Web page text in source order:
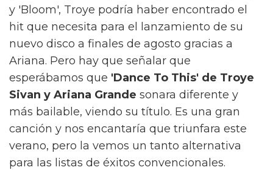
y 'Bloom', Troye podría haber encontrado el
hit que necesita para el lanzamiento de su
nuevo disco a finales de agosto gracias a
Ariana. Pero hay que señalar que
esperábamos que 'Dance To This' de Troye
Sivan y Ariana Grande sonara diferente y
más bailable, viendo su título. Es una gran
canción y nos encantaría que triunfara este
verano, pero la vemos un tanto alternativa
para las listas de éxitos convencionales.